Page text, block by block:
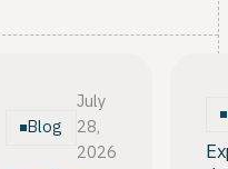
Blog
July
28,
2026